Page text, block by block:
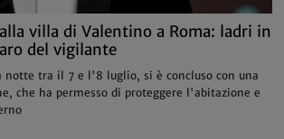
villa di Valentino a Roma: ladri in
del vigilante
tra il 7 e l'8 luglio, si è concluso con una
che ha permesso di proteggere l'abitazione e